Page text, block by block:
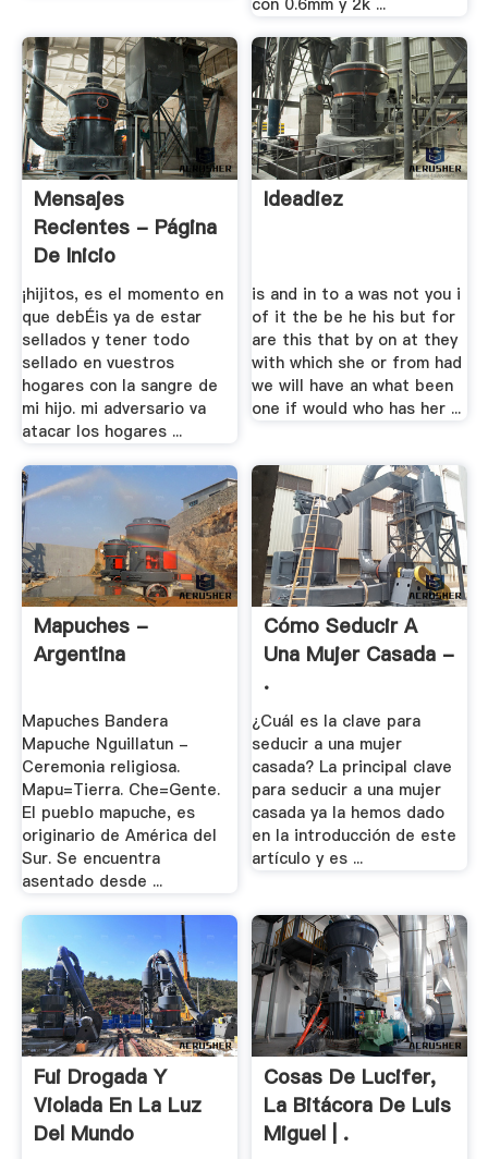
Mensajes
Recientes - Página
De Inicio
¡hijitos, es el momento en
que debÉis ya de estar
sellados y tener todo
sellado en vuestros
hogares con la sangre de
mi hijo. mi adversario va
atacar los hogares ...
Ideadiez
is and in to a was not you i
of it the be he his but for
are this that by on at they
with which she or from had
we will have an what been
one if would who has her ...
Mapuches -
Argentina
Mapuches Bandera
Mapuche Nguillatun -
Ceremonia religiosa.
Mapu=Tierra. Che=Gente.
El pueblo mapuche, es
originario de América del
Sur. Se encuentra
asentado desde ...
Cómo Seducir A
Una Mujer Casada -
.
¿Cuál es la clave para
seducir a una mujer
casada? La principal clave
para seducir a una mujer
casada ya la hemos dado
en la introducción de este
artículo y es ...
Fui Drogada Y
Violada En La Luz
Del Mundo
Cosas De Lucifer,
La Bitácora De Luis
Miguel | .